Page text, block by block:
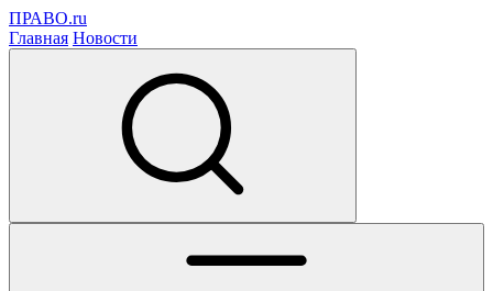
ПРАВО.ru
Главная Новости